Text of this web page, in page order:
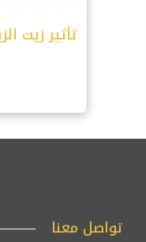
تأثير زيت
تواصل معنا